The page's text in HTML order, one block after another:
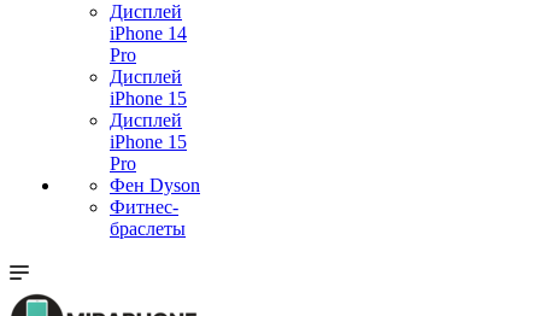
Дисплей
iPhone 14
Pro
Дисплей
iPhone 15
Дисплей
iPhone 15
Pro
Фен Dyson
Фитнес-
браслеты